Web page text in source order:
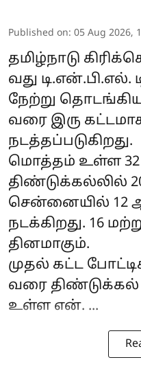
Published on: 05 Aug 2026,
தமிழ்நாடு
வது டி.என்.பி.எல்.
நேற்று
வரை இரு
நடத்தப்படுகிறது.
மொத்தம் உள்ள
திண்டுக்கல்லில்
சென்னையில் 12
நடக்கிறது. 16
தினமாகும்.
முதல் கட்ட
வரை திண்டுக்கல்
உள்ள என். ...